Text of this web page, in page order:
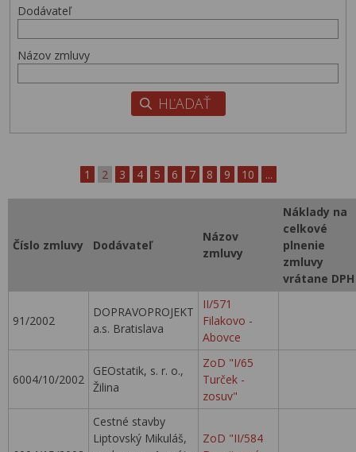
Dodávateľ
Názov zmluvy
1 2 3 4 5 6 7 8 9 10 ...
Číslo zmluvy Dodávateľ
Názov
zmluvy
Náklady na
celkové
plnenie
zmluvy
vrátane DPH
91/2002
DOPRAVOPROJEKT
a.s. Bratislava
II/571
Filakovo -
Abovce
6004/10/2002
GEOstatik, s. r. o.,
Žilina
ZoD "I/65
Turček -
zosuv"
Cestné stavby
Liptovský Mikuláš,
ZoD "II/584